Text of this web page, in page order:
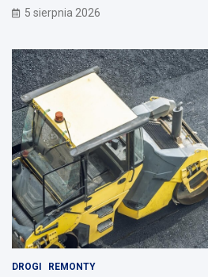
5 sierpnia 2026
DROGI REMONTY